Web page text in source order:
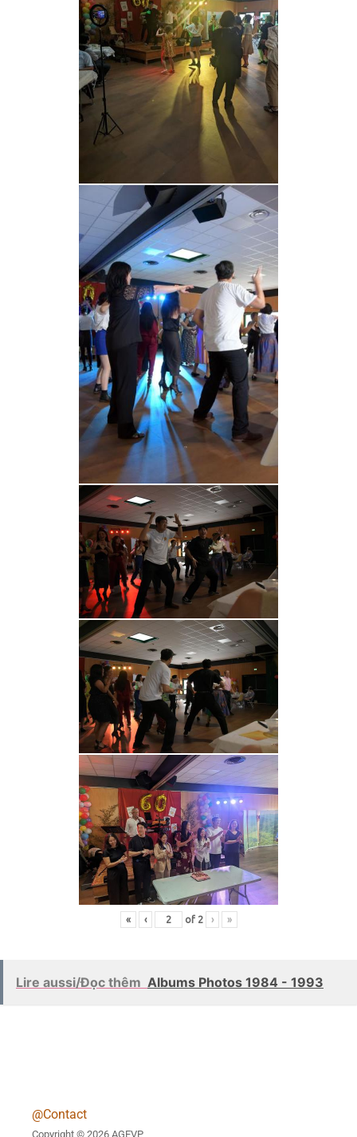
« ‹ of 2 › »
Lire aussi/Đọc thêm Albums Photos 1984 - 1993
@Contact
Copyright © 2026 AGEVP